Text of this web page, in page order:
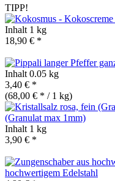
TIPP!
Inhalt 1 kg
18,90 € *
Inhalt 0.05 kg
3,40 € *
(68,00 € * / 1 kg)
(Granulat max 1mm)
Inhalt 1 kg
3,90 € *
hochwertigem Edelstahl